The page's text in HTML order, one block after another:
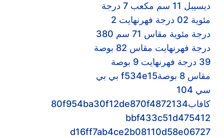
ديسيبل 11 سم مكعب 7 درجة
مئوية 02 درجة فهرنهايت 2
درجة مئوية مقاس 71 سم 380
درجة فهرنهايت مقاس 82 بوصة
39 درجة فهرنهايت 9 بوصة
مقاس 8 بوصة
f534e15 بي بي
سي 104
كافاب80f954ba30f12de870f4872134
bbf433c51d475412
d16ff7ab4ce2b08110d58e06727